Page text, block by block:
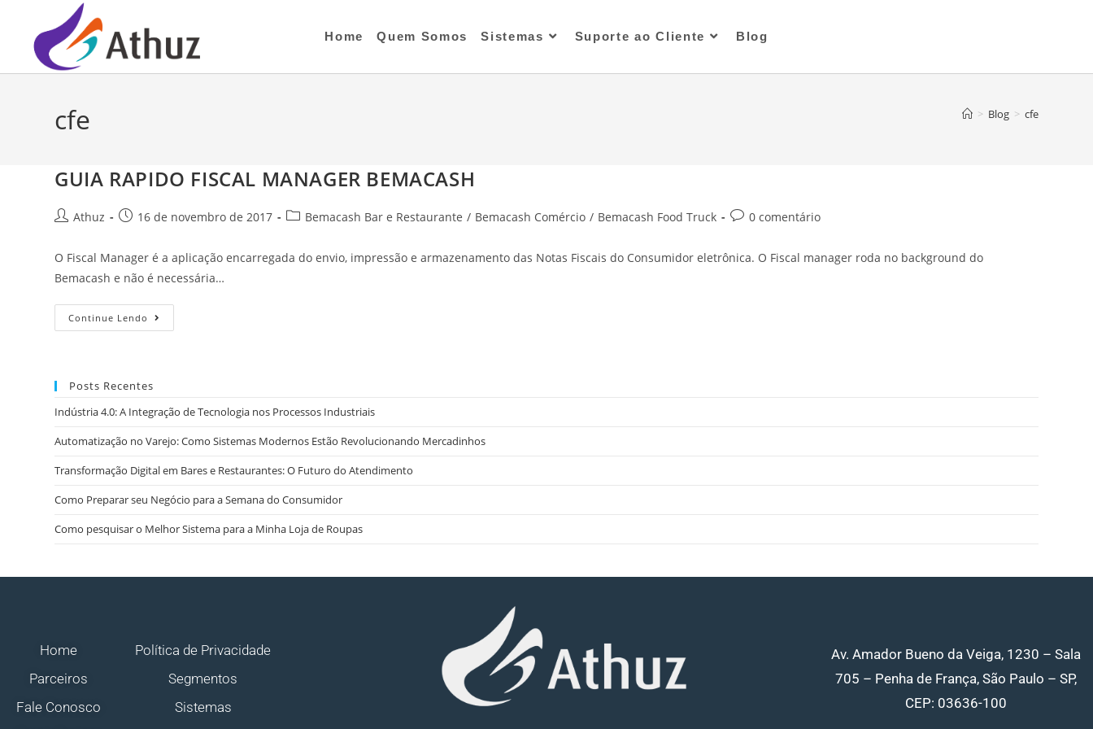
Home Quem Somos Sistemas Suporte ao Cliente Blog
cfe > Blog > cfe
GUIA RAPIDO FISCAL MANAGER BEMACASH
Athuz 16 de novembro de 2017 Bemacash Bar e Restaurante / Bemacash Comércio / Bemacash Food Truck 0 comentário
O Fiscal Manager é a aplicação encarregada do envio, impressão e armazenamento das Notas Fiscais do Consumidor eletrônica. O Fiscal manager roda no background do
Bemacash e não é necessária…
Continue Lendo
Posts Recentes
Indústria 4.0: A Integração de Tecnologia nos Processos Industriais
Automatização no Varejo: Como Sistemas Modernos Estão Revolucionando Mercadinhos
Transformação Digital em Bares e Restaurantes: O Futuro do Atendimento
Como Preparar seu Negócio para a Semana do Consumidor
Como pesquisar o Melhor Sistema para a Minha Loja de Roupas
Home
Parceiros
Fale Conosco
Política de Privacidade
Segmentos
Sistemas
Av. Amador Bueno da Veiga, 1230 – Sala
705 – Penha de França, São Paulo – SP,
CEP: 03636-100